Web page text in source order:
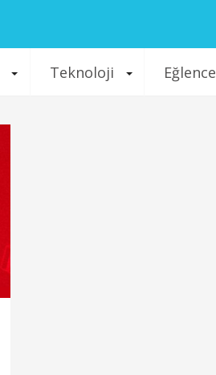
Teknoloji Eğlence